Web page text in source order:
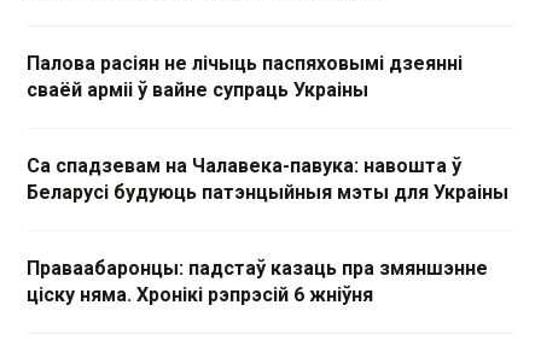
Палова расіян не лічыць паспяховымі дзеянні
сваёй арміі ў вайне супраць Украіны
Са спадзевам на Чалавека-павука: навошта ў
Беларусі будуюць патэнцыйныя мэты для Украіны
Праваабаронцы: падстаў казаць пра змяншэнне
ціску няма. Хронікі рэпрэсій 6 жніўня